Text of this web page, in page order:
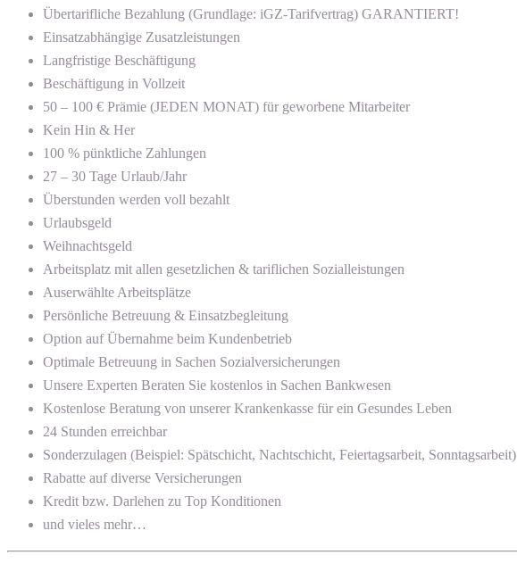
Übertarifliche Bezahlung (Grundlage: iGZ-Tarifvertrag) GARANTIERT!
Einsatzabhängige Zusatzleistungen
Langfristige Beschäftigung
Beschäftigung in Vollzeit
50 – 100 € Prämie (JEDEN MONAT) für geworbene Mitarbeiter
Kein Hin & Her
100 % pünktliche Zahlungen
27 – 30 Tage Urlaub/Jahr
Überstunden werden voll bezahlt
Urlaubsgeld
Weihnachtsgeld
Arbeitsplatz mit allen gesetzlichen & tariflichen Sozialleistungen
Auserwählte Arbeitsplätze
Persönliche Betreuung & Einsatzbegleitung
Option auf Übernahme beim Kundenbetrieb
Optimale Betreuung in Sachen Sozialversicherungen
Unsere Experten Beraten Sie kostenlos in Sachen Bankwesen
Kostenlose Beratung von unserer Krankenkasse für ein Gesundes Leben
24 Stunden erreichbar
Sonderzulagen (Beispiel: Spätschicht, Nachtschicht, Feiertagsarbeit, Sonntagsarbeit)
Rabatte auf diverse Versicherungen
Kredit bzw. Darlehen zu Top Konditionen
und vieles mehr…